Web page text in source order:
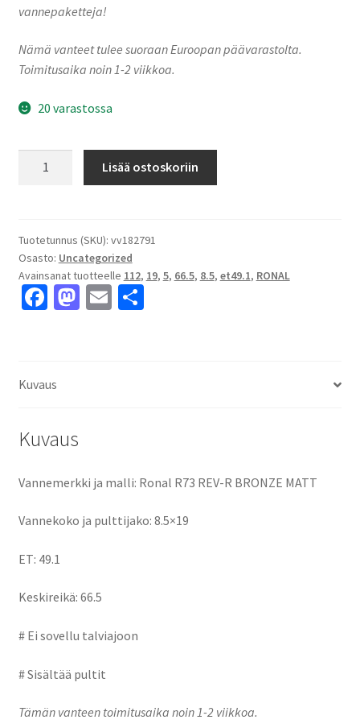
vannepaketteja!
Nämä vanteet tulee suoraan Euroopan päävarastolta.
Toimitusaika noin 1-2 viikkoa.
20 varastossa
BRONZE
MATT
8.5x19"
5x112
Lisää ostoskoriin
Tuotetunnus (SKU): vv182791
Osasto: Uncategorized
Avainsanat tuotteelle 112, 19, 5, 66.5, 8.5, et49.1, RONAL
Fa
o
M E S
Kuvaus
Kuvaus
Vannemerkki ja malli: Ronal R73 REV-R BRONZE MATT
Vannekoko ja pulttijako: 8.5×19
ET: 49.1
Keskireikä: 66.5
# Ei sovellu talviajoon
# Sisältää pultit
Tämän vanteen toimitusaika noin 1-2 viikkoa.